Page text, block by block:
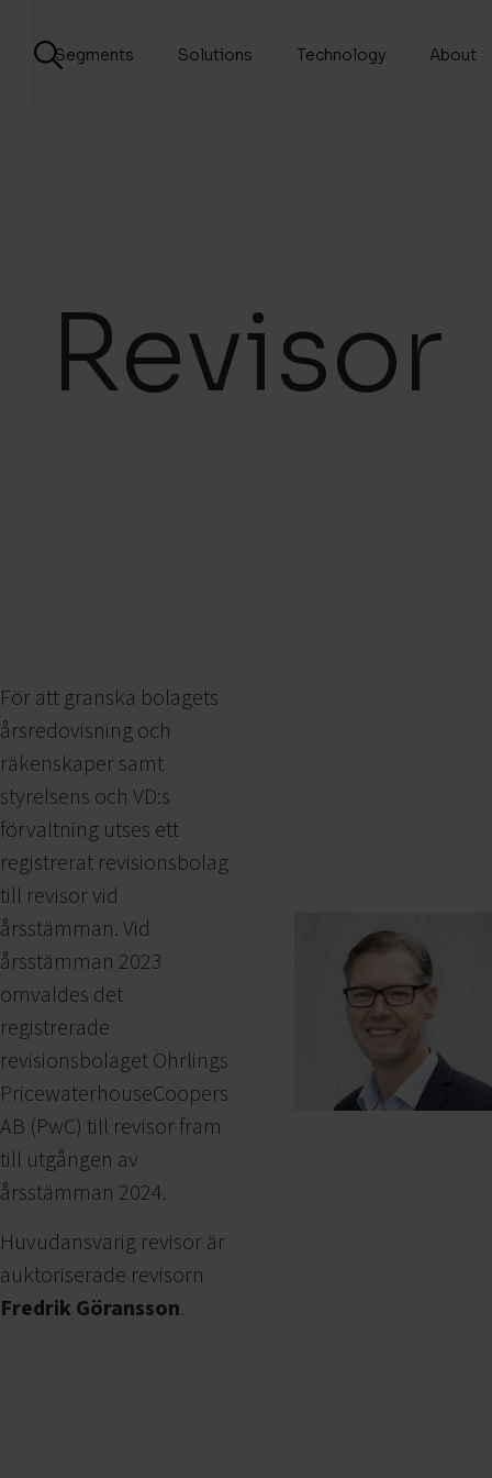
Segments Solutions Technology About
Revisor
För att granska bolagets
årsredovisning och
räkenskaper samt
styrelsens och VD:s
förvaltning utses ett
registrerat revisionsbolag
till revisor vid
årsstämman. Vid
årsstämman 2023
omvaldes det
registrerade
revisionsbolaget Öhrlings
PricewaterhouseCoopers
AB (PwC) till revisor fram
till utgången av
årsstämman 2024.
Huvudansvarig revisor är
auktoriserade revisorn
Fredrik Göransson.